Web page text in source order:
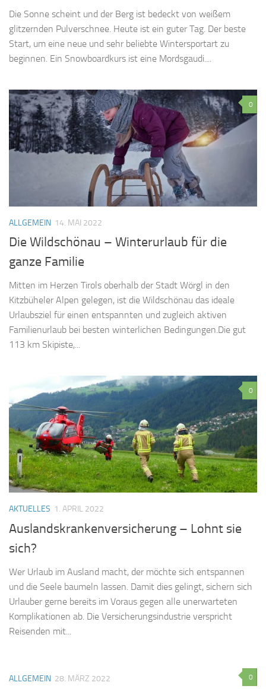
Die Sonne scheint und der Berg ist bedeckt von weißem
glitzernden Pulverschnee. Heute ist ein guter Tag. Der beste
Start, um eine neue und sehr beliebte Wintersportart zu
beginnen. Ein Snowboardkurs ist eine Mordsgaudi....
0
ALLGEMEIN 14. MAI 2022
Die Wildschönau – Winterurlaub für die
ganze Familie
Mitten im Herzen Tirols oberhalb der Stadt Wörgl in den
Kitzbüheler Alpen gelegen, ist die Wildschönau das ideale
Urlaubsziel für einen entspannten und zugleich aktiven
Familienurlaub bei besten winterlichen Bedingungen.Die gut
113 km Skipiste,...
0
AKTUELLES 1. APRIL 2022
Auslandskrankenversicherung – Lohnt sie
sich?
Wer Urlaub im Ausland macht, der möchte sich entspannen
und die Seele baumeln lassen. Damit dies gelingt, sichern sich
Urlauber gerne bereits im Voraus gegen alle unerwarteten
Komplikationen ab. Die Versicherungsindustrie verspricht
Reisenden mit...
0
ALLGEMEIN 28. MÄRZ 2022